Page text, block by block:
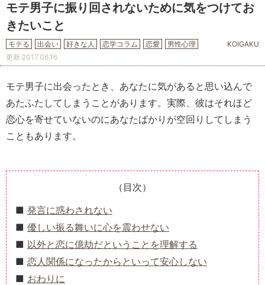
モテ男子に振り回されないために気をつけてお
きたいこと
モテる 出会い 好きな人 恋学コラム 恋愛 男性心理
KOIGAKU
更新:2017.06.16
モテ男子に出会ったとき、あなたに気があると思い込んで
あたふたしてしまうことがあります。実際、彼はそれほど
恋心を寄せていないのにあなたばかりが空回りしてしまう
こともあります。
（目次）
発言に惑わされない
優しい振る舞いに心を震わせない
以外と恋に億劫だということを理解する
恋人関係になったからといって安心しない
おわりに